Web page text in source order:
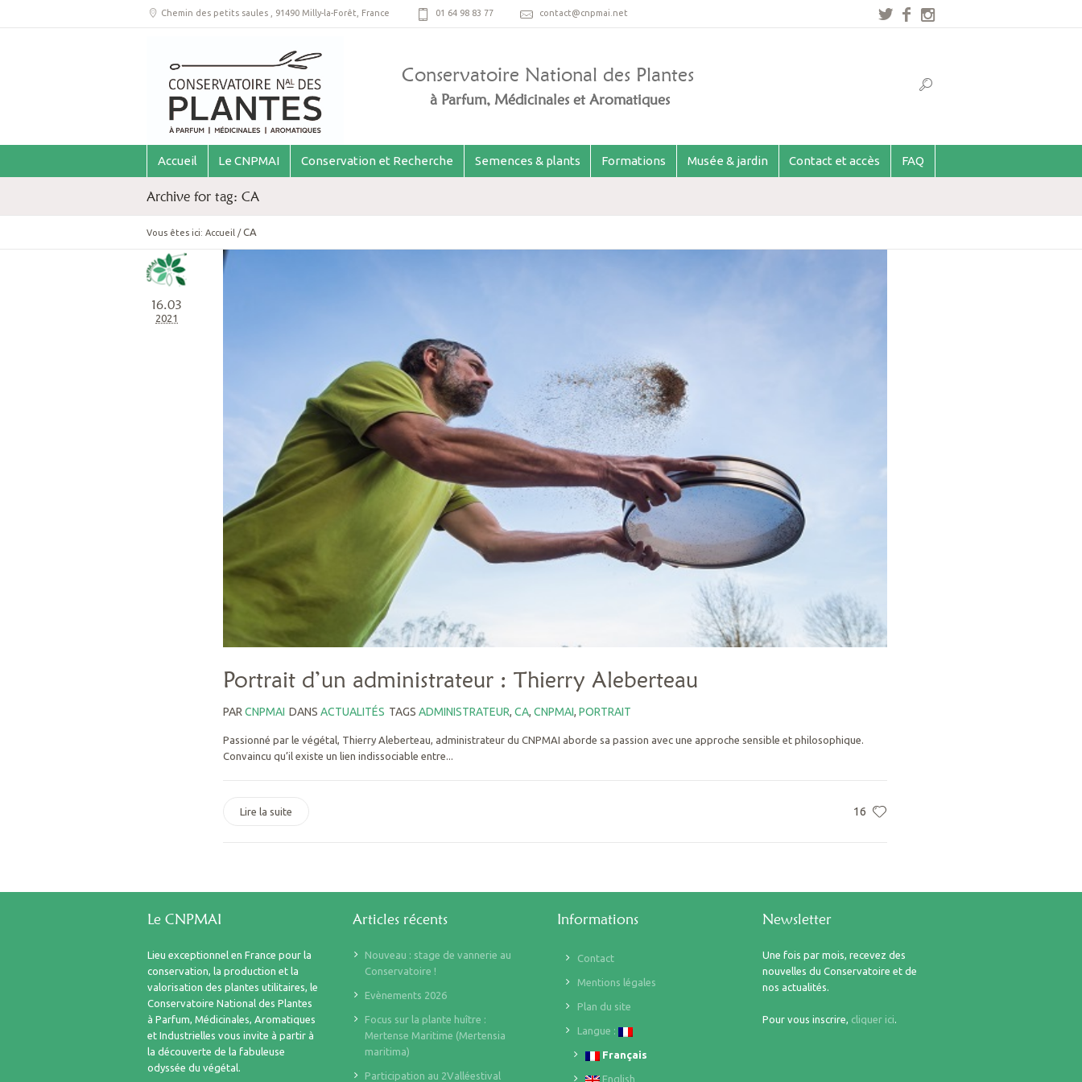
Chemin des petits saules , 91490 Milly-la-Forêt, France 01 64 98 83 77 contact@cnpmai.net
Conservatoire National des Plantes
à Parfum, Médicinales et Aromatiques
Accueil Le CNPMAI Conservation et Recherche Semences & plants Formations Musée & jardin Contact et accès FAQ
Archive for tag: CA
Vous êtes ici: Accueil /CA
16.03
2021
Portrait d’un administrateur : Thierry Aleberteau
PAR CNPMAI DANS ACTUALITÉS TAGS ADMINISTRATEUR, CA, CNPMAI, PORTRAIT
Passionné par le végétal, Thierry Aleberteau, administrateur du CNPMAI aborde sa passion avec une approche sensible et philosophique.
Convaincu qu’il existe un lien indissociable entre...
16
Lire la suite
Le CNPMAI
Lieu exceptionnel en France pour la
conservation, la production et la
valorisation des plantes utilitaires, le
Conservatoire National des Plantes
à Parfum, Médicinales, Aromatiques
et Industrielles vous invite à partir à
la découverte de la fabuleuse
odyssée du végétal.
Articles récents
Nouveau : stage de vannerie au
Conservatoire !
Evènements 2026
Focus sur la plante huître :
Mertense Maritime (Mertensia
maritima)
Participation au 2Valléestival
Informations
Contact
Mentions légales
Plan du site
Langue :
Français
English
Newsletter
Une fois par mois, recevez des
nouvelles du Conservatoire et de
nos actualités.
Pour vous inscrire, cliquer ici.